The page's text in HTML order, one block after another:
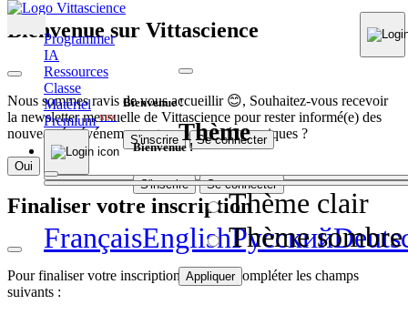
Bienvenue sur Vittascience
Nous sommes ravis de vous accueillir 😊, Souhaitez-vous recevoir
la newsletter mensuelle de Vittascience pour rester informé(e) des
nouveautés, événements et contenus pédagogiques ?
Oui
Finaliser votre inscription
Pour finaliser votre inscription, veuillez compléter les champs
suivants :
Bienvenue !
S'inscrire Se connecter
Programmer
IA
Ressources
Classe
Matériel
PremiumNEW
Bienvenue !
S'inscrire Se connecter
Thème
Thème clair
Thème sombre
Appliquer
FrançaisEnglishPусский